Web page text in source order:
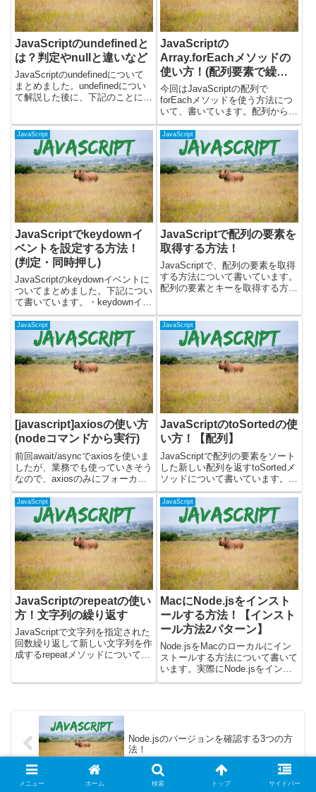
JavaScriptのundefinedと
は？判定やnullと違いなど
JavaScriptのundefinedについて
まとめました。undefinedについ
て解説した後に、下記のことにつ
undefinedの判定方法・undefined
とnullの違...
JavaScriptの
Array.forEachメソッドの
使い方！(配列要素で繰り
返し処理)
今回はJavaScriptの配列で
forEachメソッドを使う方法につ
いて、書いています。配列から
forEachメソッドを呼び出すこと
で、ひとつずつ要素を取り出して
繰り返し処理を行うことができま
す。使い方を解説した後に、
forEachを使用...
JavaScript
JavaScriptでkeydownイ
ベントを設定する方法！
(判定・同時押し)
JavaScriptのkeydownイベントに
ついてまとめました。下記につい
て書いています。・keydownイベ
ントとは？・keydownイベントの
設定方法・keydownでEnterキー
を判定して処理する方法・
keydownで同時押しを判...
JavaScript
JavaScriptで配列の要素を
取得する方法！
JavaScriptで、配列の要素を取得
する方法について書いています。
配列の要素とキーを取得する方法
列の要素を取得する要素番号を指
定すると、要素を取得することが
できます。例えば、下...
JavaScript
[javascript]axiosの使い方
(nodeコマンドから実行)
前回await/asyncでaxiosを使いま
したが、業務でも使っていきそう
なので、axiosのみにフォーカス
して確認してみました。nodeコ
マンドで、ターミナルからjsファ
イルを実行して確認しています。
前回：axiosとは？公式githu...
JavaScript
JavaScriptのtoSortedの使
い方！【配列】
JavaScriptで配列の要素をソート
した新しい配列を返すtoSortedメ
ソッドについて書いています。
toSortedメソッドを使うと、元の
配列を変更せずに、要素がソート
された新しい配列を作成できま
す。配列をソートして別の処理に
渡したり...
JavaScript
JavaScriptのrepeatの使い
方！文字列の繰り返す
JavaScriptで文字列を指定された
回数繰り返して新しい文字列を作
成するrepeatメソッドについて解
JavaScript
MacにNode.jsをインスト
ールする方法！【インスト
ール方法2パターン】
Node.jsをMacのローカルにイン
ストールする方法について書いて
います。実際にNode.jsをインス
トールして動くか確認してみまし
Node.jsのバージョンを確認する3つの方
法！
メニュー ホーム 検索 トップ サイドバー